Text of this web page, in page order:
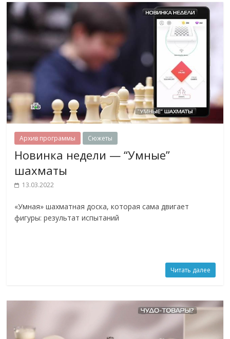
Архив программы Сюжеты
Новинка недели — “Умные”
шахматы
13.03.2022
«Умная» шахматная доска, которая сама двигает
фигуры: результат испытаний
Читать далее